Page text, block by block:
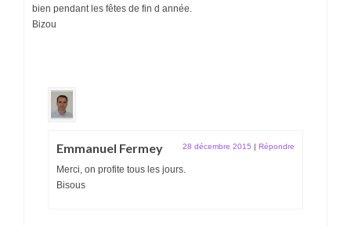
bien pendant les fêtes de fin d année.
Bizou
Emmanuel Fermey 28 décembre 2015 | Répondre
Merci, on profite tous les jours.
Bisous